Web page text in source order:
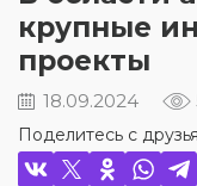
крупные
проекты
18.09.2024
Поделитесь с